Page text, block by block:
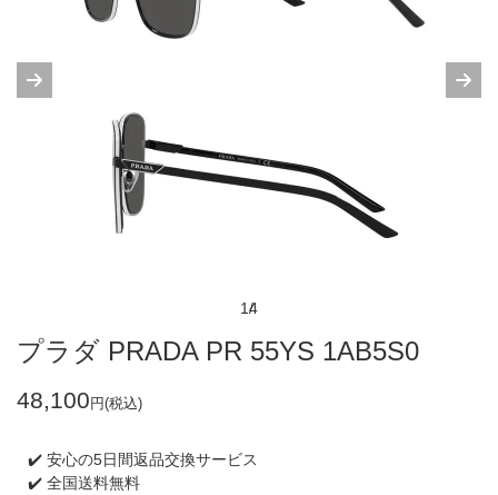
14
プラダ PRADA PR 55YS 1AB5S0
48,100 円(税込)
✔️ 安心の5日間返品交換サービス
✔️ 全国送料無料